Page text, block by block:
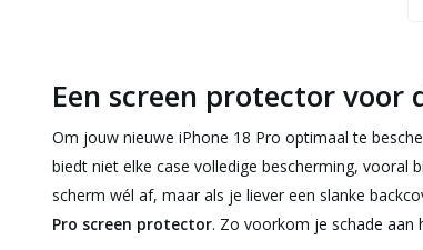
Een screen protector voor
Om jouw nieuwe iPhone 18 Pro optimaal te
biedt niet elke case volledige bescherming, vooral
scherm wél af, maar als je liever een slanke
Pro screen protector. Zo voorkom je schade aan